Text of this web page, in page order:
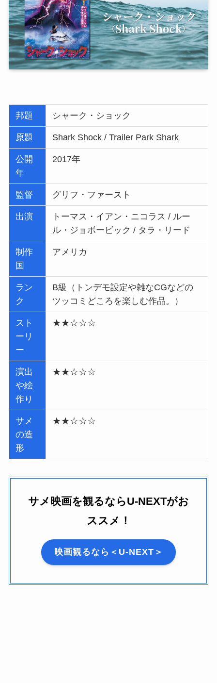
邦題 シャーク・ショック
原題 Shark Shock / Trailer Park Shark
公開
年
2017年
監督 グリフ・ファースト
出演
トーマス・イアン・ニコラス / ルー
ル・ジョボービック / タラ・リード
制作
国
アメリカ
ラン
ク
B級（トンデモ設定や雑なCGなどの
ツッコミどころを楽しむ作品。）
スト
ーリ
ー
★★☆☆☆
演出
や絵
作り
★★☆☆☆
サメ
の造
形
★★☆☆☆
サメ映画を観るならU-NEXTがお
ススメ！
映画観るなら＜U-NEXT＞